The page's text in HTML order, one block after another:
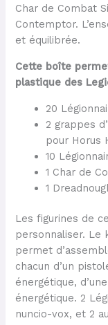
Char de Combat
Contemptor.
et équilibrée.
Cette boîte
plastique des
20
2 grappes
pour Horus
10
1 Char de
1
Les figurines de
personnaliser. Le
permet
chacun d’un
énergétique,
énergétique. 2
nuncio-vox, et 2